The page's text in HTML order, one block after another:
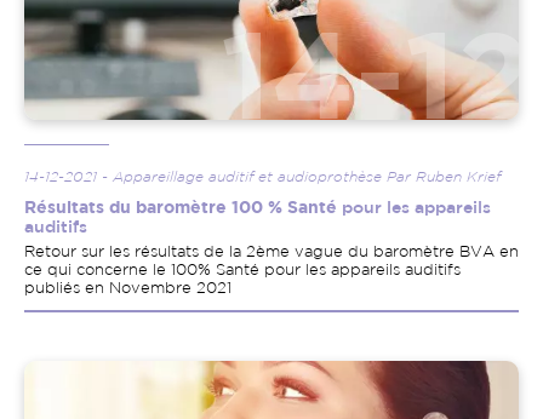
14-12-2021 - Appareillage auditif et audioprothèse Par Ruben Krief
Résultats du baromètre 100 % Santé pour les appareils
auditifs
Retour sur les résultats de la 2ème vague du baromètre BVA en
ce qui concerne le 100% Santé pour les appareils auditifs
publiés en Novembre 2021